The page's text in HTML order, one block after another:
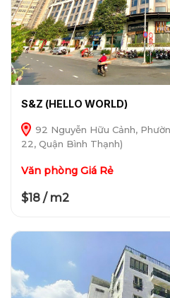
S&Z (HELLO WORLD)
92 Nguyễn Hữu Cảnh,
22, Quận Bình Thạnh)
Văn phòng Giá Rẻ
$18 / m2